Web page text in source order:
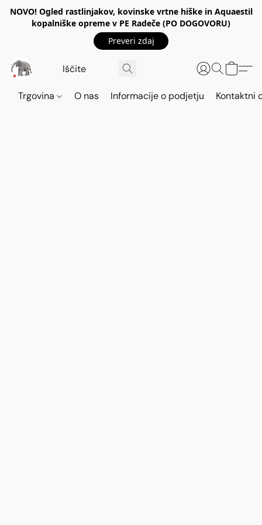
NOVO! Ogled rastlinjakov, kovinske vrtne hiške in Aquaestil
kopalniške opreme v PE Radeče (PO DOGOVORU)
Preveri zdaj
Trgovina O nas Informacije o podjetju Kontaktni